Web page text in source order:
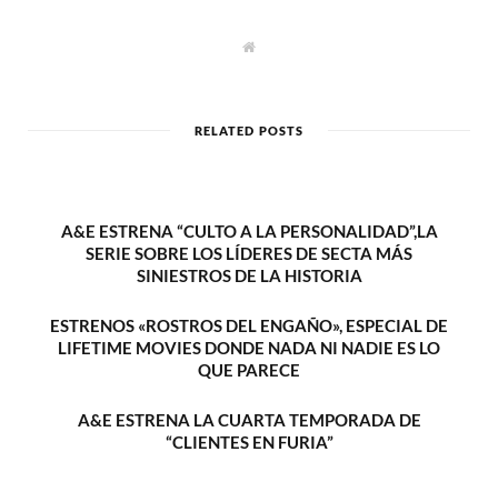
W
e
RELATED POSTS
A&E ESTRENA “CULTO A LA PERSONALIDAD”,LA
SERIE SOBRE LOS LÍDERES DE SECTA MÁS
SINIESTROS DE LA HISTORIA
ESTRENOS «ROSTROS DEL ENGAÑO», ESPECIAL DE
LIFETIME MOVIES DONDE NADA NI NADIE ES LO
QUE PARECE
A&E ESTRENA LA CUARTA TEMPORADA DE
“CLIENTES EN FURIA”